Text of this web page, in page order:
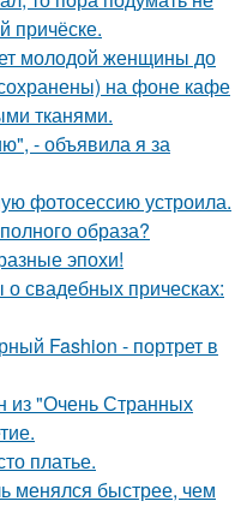
причёске.
молодой женщины до
на фоне кафе
тканями.
- объявила я за
фотосессию устроила.
образа?
эпохи!
свадебных прическах:
Fashion - портрет в
из "Очень Странных
платье.
менялся быстрее, чем